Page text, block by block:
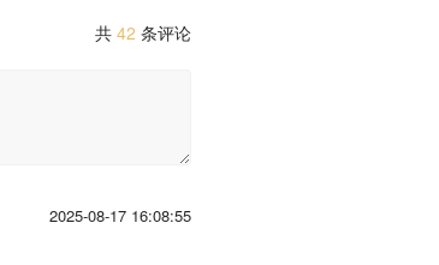
共 42 条评论
2025-08-17 16:08:55